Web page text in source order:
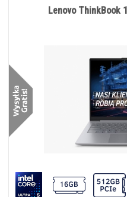
Lenovo ThinkBook